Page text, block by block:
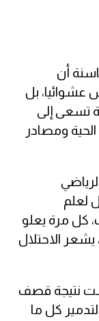
أن
عشوائيا، بل
تسعى إلى
ومصادر
لعلم
كل مرة يعلو
الاحتلال
نتيجة قصف
كل ما